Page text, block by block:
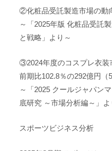
②化粧品受託製造市場の動
～「2025年版 化粧品受託
と戦略」より～
③2024年度のコスプレ衣装
前期比102.8％の292億円（
～「2025 クールジャパン
底研究 ～市場分析編～」よ
スポーツビジネス分析